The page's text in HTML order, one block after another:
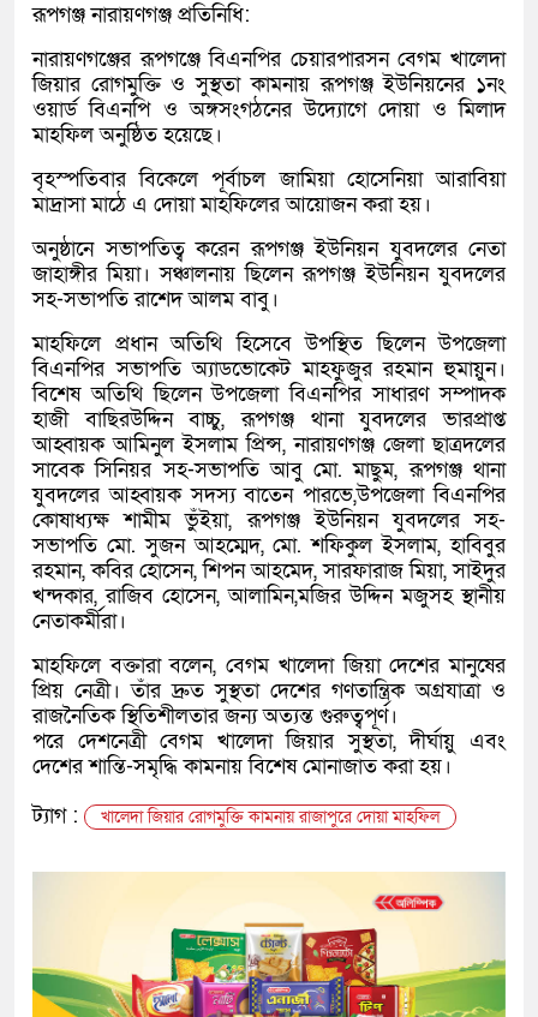
রূপগঞ্জ নারায়ণগঞ্জ প্রতিনিধি:
নারায়ণগঞ্জের রূপগঞ্জে বিএনপির চেয়ারপারসন বেগম খালেদা
জিয়ার রোগমুক্তি ও সুস্থতা কামনায় রূপগঞ্জ ইউনিয়নের ১নং
ওয়ার্ড বিএনপি ও অঙ্গসংগঠনের উদ্যোগে দোয়া ও মিলাদ
মাহফিল অনুষ্ঠিত হয়েছে।
বৃহস্পতিবার বিকেলে পূর্বাচল জামিয়া হোসেনিয়া আরাবিয়া
মাদ্রাসা মাঠে এ দোয়া মাহফিলের আয়োজন করা হয়।
অনুষ্ঠানে সভাপতিত্ব করেন রূপগঞ্জ ইউনিয়ন যুবদলের নেতা
জাহাঙ্গীর মিয়া। সঞ্চালনায় ছিলেন রূপগঞ্জ ইউনিয়ন যুবদলের
সহ-সভাপতি রাশেদ আলম বাবু।
মাহফিলে প্রধান অতিথি হিসেবে উপস্থিত ছিলেন উপজেলা
বিএনপির সভাপতি অ্যাডভোকেট মাহফুজুর রহমান হুমায়ুন।
বিশেষ অতিথি ছিলেন উপজেলা বিএনপির সাধারণ সম্পাদক
হাজী বাছিরউদ্দিন বাচ্চু, রূপগঞ্জ থানা যুবদলের ভারপ্রাপ্ত
আহ্বায়ক আমিনুল ইসলাম প্রিন্স, নারায়ণগঞ্জ জেলা ছাত্রদলের
সাবেক সিনিয়র সহ-সভাপতি আবু মো. মাছুম, রূপগঞ্জ থানা
যুবদলের আহ্বায়ক সদস্য বাতেন পারভে,উপজেলা বিএনপির
কোষাধ্যক্ষ শামীম ভুঁইয়া, রূপগঞ্জ ইউনিয়ন যুবদলের সহ-
সভাপতি মো. সুজন আহম্মেদ, মো. শফিকুল ইসলাম, হাবিবুর
রহমান, কবির হোসেন, শিপন আহমেদ, সারফারাজ মিয়া, সাইদুর
খন্দকার, রাজিব হোসেন, আলামিন,মজির উদ্দিন মজুসহ স্থানীয়
নেতাকর্মীরা।
মাহফিলে বক্তারা বলেন, বেগম খালেদা জিয়া দেশের মানুষের
প্রিয় নেত্রী। তাঁর দ্রুত সুস্থতা দেশের গণতান্ত্রিক অগ্রযাত্রা ও
রাজনৈতিক স্থিতিশীলতার জন্য অত্যন্ত গুরুত্বপূর্ণ।
পরে দেশনেত্রী বেগম খালেদা জিয়ার সুস্থতা, দীর্ঘায়ু এবং
দেশের শান্তি-সমৃদ্ধি কামনায় বিশেষ মোনাজাত করা হয়।
ট্যাগ :
খালেদা জিয়ার রোগমুক্তি কামনায় রাজাপুরে দোয়া মাহফিল